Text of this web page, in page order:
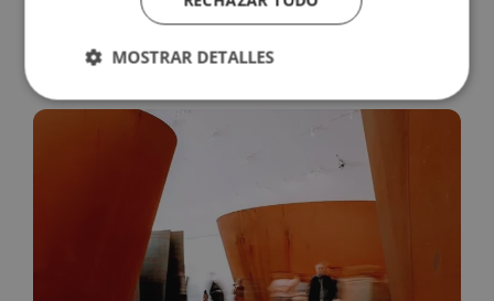
¡Podrás viajar por toda España y parte de
Europa sin más explicaciones!
MOSTRAR DETALLES